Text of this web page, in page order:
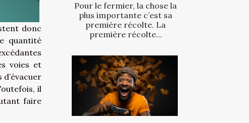
donc
quantité
voies et
il
faire
Pour le fermier, la chose la
plus importante c’est sa
première récolte. La
première récolte...